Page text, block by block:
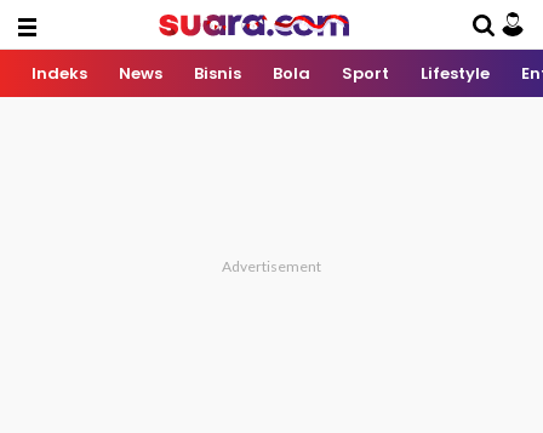
Indeks News Bisnis Bola Sport Lifestyle